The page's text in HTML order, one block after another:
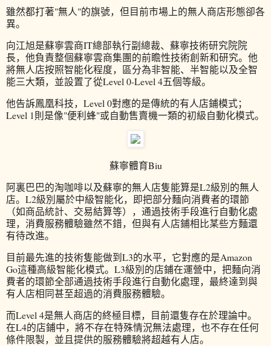
雖然都打著"無人"的旗號，但目前市場上的無人商店形態卻各
異。
向江旭是蘇寧雲商IT總部執行副總裁、蘇寧技術研究院院
長，他負責整個蘇寧雲商集團的前瞻性技術創新和研究。他
將無人店按照智能化程度，區分為非智能、半智能以及全智
能三大類，並設置了從Level 0-Level 4五個等級。
他告訴鳳凰科技，Level 0對應的是傳統的有人店鋪模式；
Level 1則是像"便利蜂"或自動售賣機一類的初級自動化模式。
蘇寧體育Biu
阿裏巴巴的淘咖啡以及蘇寧的無人店隻能算是L2級別的無人
店。L2級別屬於中級智能化，即把部分麵向消費者的環節
（如商品統計、交易結算等），通過技術手段進行自動化處
理，消費服務體驗雖然不錯，但與有人店鋪相比某些方麵還
有待改進。
目前最先進的技術隻能做到L3的水平，它對應的是Amazon
Go這種高級智能化模式。L3級別的店鋪在運營中，把麵向消
費者的環節全部通過技術手段進行自動化處理，最終達到與
有人店相同甚至超過的消費服務體驗。
而Level 4是無人商店的終極目標，目前還隻存在於理論中。
在L4的店鋪中，將不存在特殊情況無法處理，也不存在任何
條件限製，並且提供的服務體驗將超越有人店。